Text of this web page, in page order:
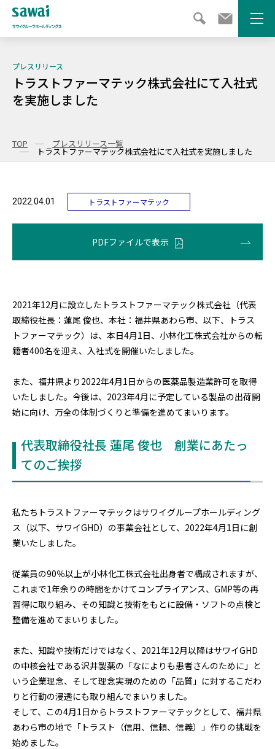
メニ
TOP プレスリリース一覧
トラストファーマテック株式会社にて入社式を実施しました
プレスリリース
トラストファーマテック株式会社にて入社式
を実施しました
2022.04.01 トラストファーマテック
PDFファイルで表示
2021年12月に設立したトラストファーマテック株式会社（代表
取締役社長：蓮尾 俊也、本社：福井県あわら市、以下、トラス
トファーマテック）は、本日4月1日、小林化工株式会社からの転
籍者400名を迎え、入社式を開催いたしました。
また、福井県より2022年4月1日からの医薬品製造業許可を取得
いたしました。今後は、2023年4月に予定している製品の出荷開
始に向け、万全の体制づくりと準備を進めてまいります。
代表取締役社長 蓮尾 俊也 創業にあたっ
てのご挨拶
私たちトラストファーマテックはサワイグループホールディング
ス（以下、サワイGHD）の事業会社として、2022年4月1日に創
業いたしました。
従業員の90％以上が小林化工株式会社出身者で構成されますが、
これまで1年余りの時間をかけてコンプライアンス、GMP等の再
習得に取り組み、その知識と技術をもとに設備・ソフトの点検と
整備を進めてまいりました。
また、知識や技術だけではなく、2021年12月以降はサワイGHD
の中核会社である沢井製薬の「なによりも患者さんのために」と
いう企業理念、そして理念実現のための「品質」に対するこだわ
りと行動の浸透にも取り組んでまいりました。
そして、この4月1日からトラストファーマテックとして、福井県
あわら市の地で「トラスト（信用、信頼、信義）」作りの挑戦を
始めました。